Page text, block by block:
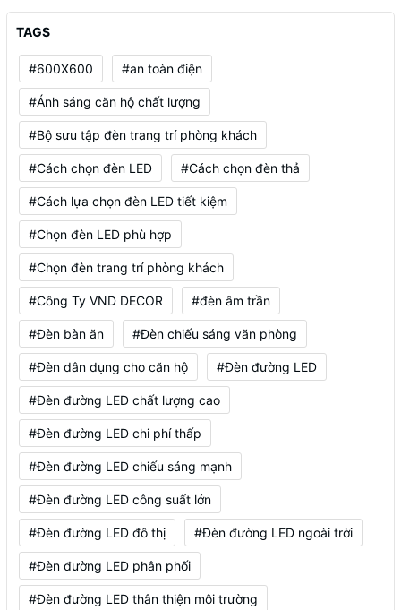
TAGS
#600X600 #an toàn điện
#Ánh sáng căn hộ chất lượng
#Bộ sưu tập đèn trang trí phòng khách
#Cách chọn đèn LED #Cách chọn đèn thả
#Cách lựa chọn đèn LED tiết kiệm
#Chọn đèn LED phù hợp
#Chọn đèn trang trí phòng khách
#Công Ty VND DECOR #đèn âm trần
#Đèn bàn ăn #Đèn chiếu sáng văn phòng
#Đèn dân dụng cho căn hộ #Đèn đường LED
#Đèn đường LED chất lượng cao
#Đèn đường LED chi phí thấp
#Đèn đường LED chiếu sáng mạnh
#Đèn đường LED công suất lớn
#Đèn đường LED đô thị #Đèn đường LED ngoài trời
#Đèn đường LED phân phối
#Đèn đường LED thân thiện môi trường